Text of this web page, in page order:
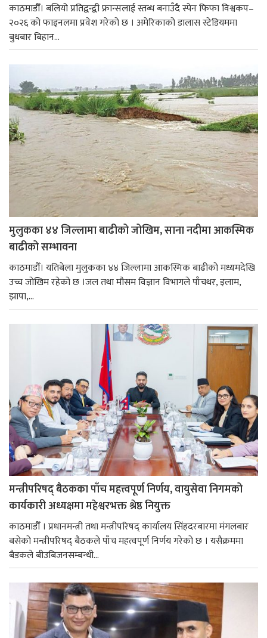
काठमाडौँ। बलियो प्रतिद्वन्द्वी फ्रान्सलाई स्तब्ध बनाउँदै स्पेन फिफा विश्वकप–
२०२६ को फाइनलमा प्रवेश गरेको छ । अमेरिकाको डालास स्टेडियममा
बुधबार बिहान...
मुलुकका ४४ जिल्लामा बाढीको जोखिम, साना नदीमा आकस्मिक
बाढीको सम्भावना
काठमाडौँ। यतिबेला मुलुकका ४४ जिल्लामा आकस्मिक बाढीको मध्यमदेखि
उच्च जोखिम रहेको छ ।जल तथा मौसम विज्ञान विभागले पाँचथर, इलाम,
झापा,...
मन्त्रीपरिषद् बैठकका पाँच महत्त्वपूर्ण निर्णय, वायुसेवा निगमको
कार्यकारी अध्यक्षमा महेश्वरभक्त श्रेष्ठ नियुक्त
काठमाडौँ । प्रधानमन्त्री तथा मन्त्रीपरिषद् कार्यालय सिंहदरबारमा मंगलबार
बसेको मन्त्रीपरिषद् बैठकले पाँच महत्वपूर्ण निर्णय गरेको छ । यसैक्रममा
बैडकले बीउबिजनसम्बन्धी...